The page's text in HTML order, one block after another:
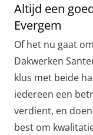
Altijd een
Evergem
Of het nu gaat
Dakwerken
klus met beide
iedereen een
verdient, en
best om